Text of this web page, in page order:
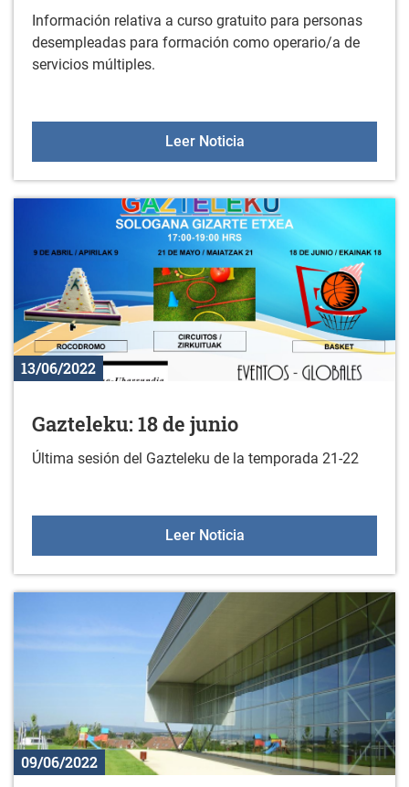
Información relativa a curso gratuito para personas
desempleadas para formación como operario/a de
servicios múltiples.
Leer NoticiaCurso gratuito para
13/06/2022
Gazteleku: 18 de junio
Última sesión del Gazteleku de la temporada 21-22
Leer NoticiaGazteleku: 18 de junio
09/06/2022